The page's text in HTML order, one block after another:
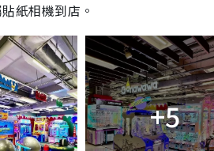
紙相機到店。
+5